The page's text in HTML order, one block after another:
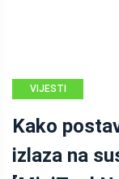
VIJESTI
Kako
izlaza na